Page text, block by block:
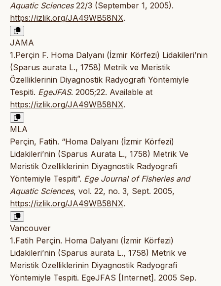
Aquatic Sciences22/3 (September 1, 2005).
https://izlik.org/JA49WB58NX.
JAMA
1.Perçin F. Homa Dalyanı (İzmir Körfezi) Lidakileri’nin
(Sparus aurata L., 1758) Metrik ve Meristik
Özelliklerinin Diyagnostik Radyografi Yöntemiyle
Tespiti. EgeJFAS. 2005;22. Available at
https://izlik.org/JA49WB58NX.
MLA
Perçin, Fatih. “Homa Dalyanı (İzmir Körfezi)
Lidakileri’nin (Sparus Aurata L., 1758) Metrik Ve
Meristik Özelliklerinin Diyagnostik Radyografi
Yöntemiyle Tespiti”. Ege Journal of Fisheries and
Aquatic Sciences, vol. 22, no. 3, Sept. 2005,
https://izlik.org/JA49WB58NX.
Vancouver
1.Fatih Perçin. Homa Dalyanı (İzmir Körfezi)
Lidakileri’nin (Sparus aurata L., 1758) Metrik ve
Meristik Özelliklerinin Diyagnostik Radyografi
Yöntemiyle Tespiti. EgeJFAS [Internet]. 2005 Sep.